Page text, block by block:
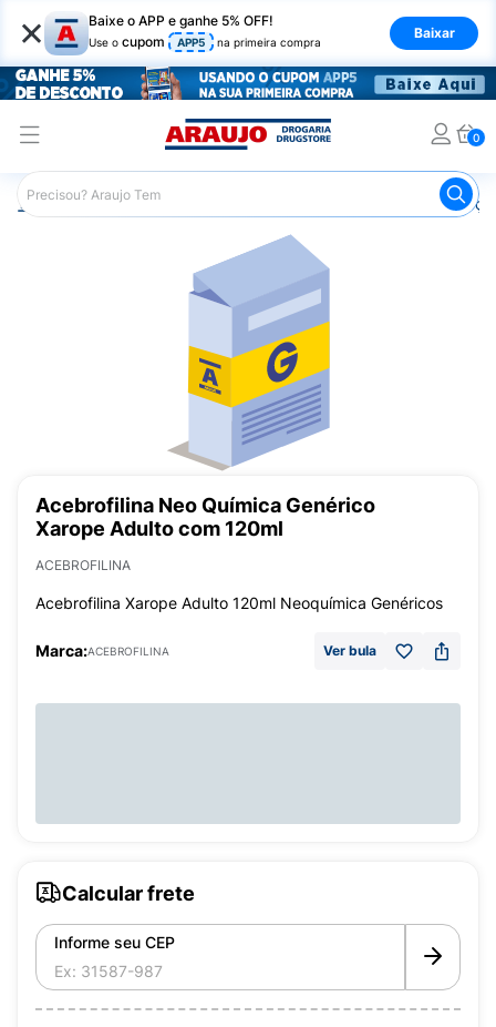
× Baixe o APP e ganhe 5% OFF!
Use o cupom APP5 na primeira compra
Baixar
0
Araujo Medicamentos Remédios para Alergias e
Acebrofilina Neo Química Genérico
Xarope Adulto com 120ml
ACEBROFILINA
Acebrofilina Xarope Adulto 120ml Neoquímica Genéricos
Marca:ACEBROFILINA Ver bula
Calcular frete
Informe seu CEP